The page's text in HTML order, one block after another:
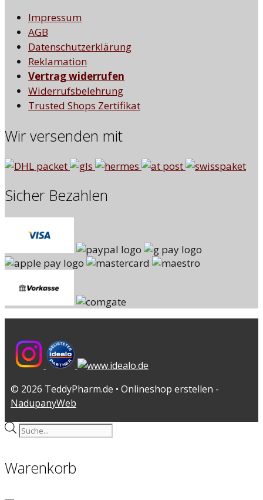
Impressum
AGB
Datenschutzerklärung
Reklamation
Vertrag widerrufen
Widerrufsbelehrung
Trusted Shops Zertifikat
Wir versenden mit
Sicher Bezahlen
© 2026 TeddyPharm.de • Onlineshop erstellen -
NadupanyWeb
Products
Warenkorb